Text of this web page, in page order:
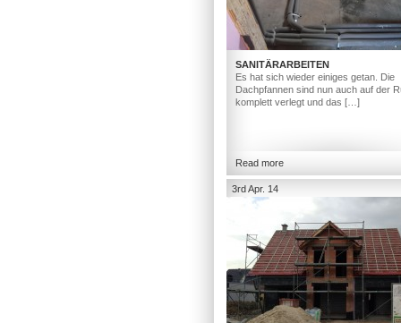
SANITÄRARBEITEN
Es hat sich wieder einiges getan. Die
Dachpfannen sind nun auch auf der
komplett verlegt und das […]
Read more
3rd Apr. 14